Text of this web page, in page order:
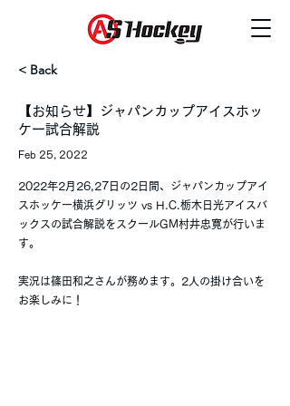
< Back
【お知らせ】ジャパンカップアイスホッ
ケー試合解説
Feb 25, 2022
2022年2月26,27日の2日間、ジャパンカップアイ
スホッケー横浜グリッツ vs H.C.栃木日光アイスバ
ックスの試合解説をスクールGM村井忠寛が行いま
す。
実況は篠田和之さんが務めます。2人の掛け合いを
お楽しみに！